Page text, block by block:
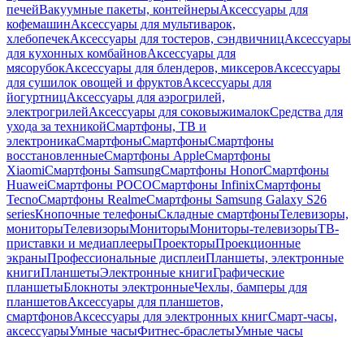
печейВакуумные пакеты, контейнерыАксессуары для
кофемашинАксессуары для мультиварок,
хлебопечекАксессуары для тостеров, сэндвичницАксессуары
для кухонных комбайновАксессуары для
мясорубокАксессуары для блендеров, миксеровАксессуары
для сушилок овощей и фруктовАксессуары для
йогуртницАксессуары для аэрогрилей,
электрогрилейАксессуары для соковыжималокСредства для
ухода за техникойСмартфоны, ТВ и
электроникаСмартфоныСмартфоныСмартфоны
восстановленныеСмартфоны AppleСмартфоны
XiaomiСмартфоны SamsungСмартфоны HonorСмартфоны
HuaweiСмартфоны POCOСмартфоны InfinixСмартфоны
TecnoСмартфоны RealmeСмартфоны Samsung Galaxy S26
seriesКнопочные телефоныСкладные смартфоныТелевизоры,
мониторыТелевизорыМониторыМониторы-телевизорыТВ-
приставки и медиаплеерыПроекторыПроекционные
экраныПрофессиональные дисплеиПланшеты, электронные
книгиПланшетыЭлектронные книгиГрафические
планшетыБлокноты электронныеЧехлы, бамперы для
планшетовАксессуары для планшетов,
смартфоновАксессуары для электронных книгСмарт-часы,
аксессуарыУмные часыФитнес-браслетыУмные часы